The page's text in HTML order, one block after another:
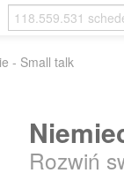
- Small talk
Rozwiń